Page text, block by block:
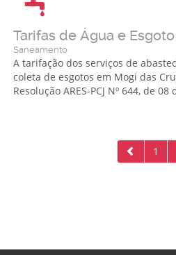
Tarifas de Água e Esgoto
Saneamento
A tarifação dos serviços de
coleta de esgotos em Mogi das
Resolução ARES-PCJ Nº 644, de 08
1